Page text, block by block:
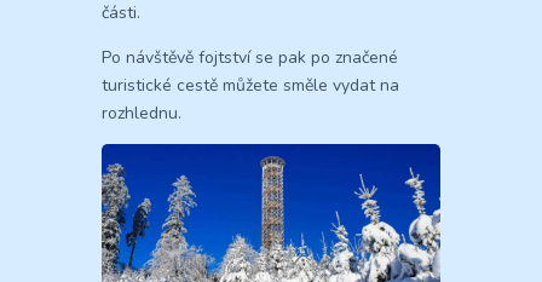
části.
Po návštěvě fojtství se pak po značené
turistické cestě můžete směle vydat na
rozhlednu.